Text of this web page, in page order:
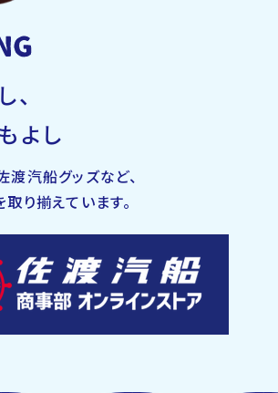
、
よし
汽船グッズなど、
り揃えています。